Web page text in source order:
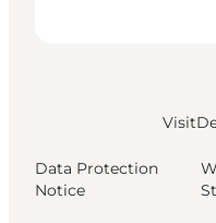
Data Protection
Notice